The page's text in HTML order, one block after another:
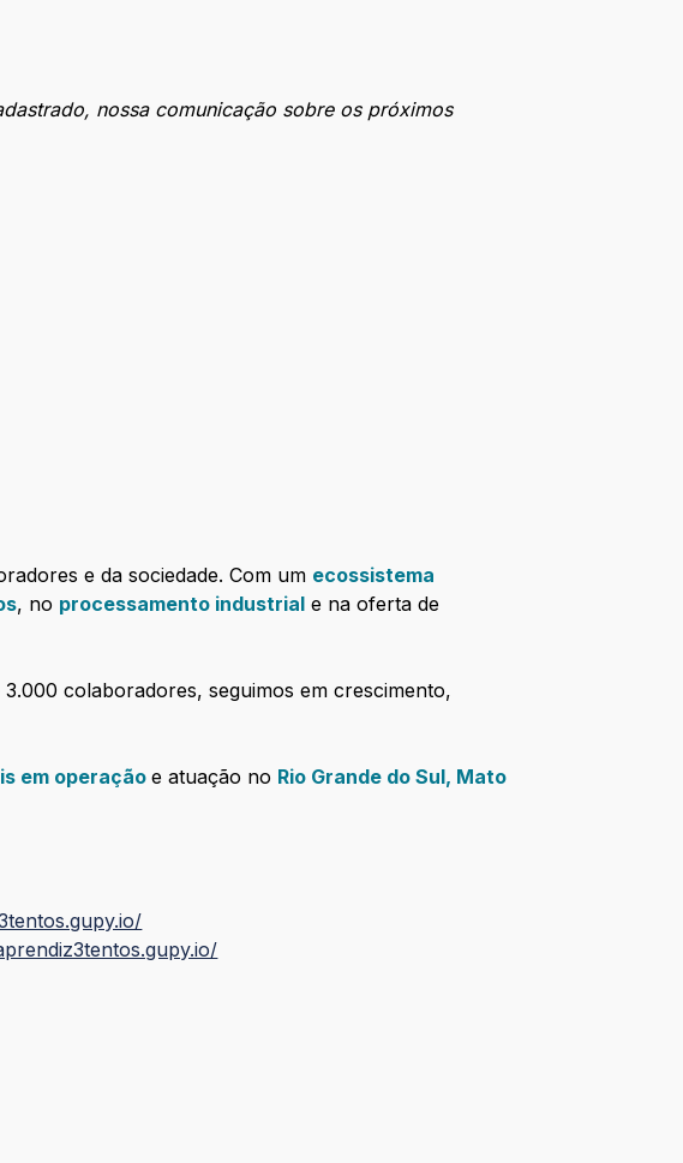
nossa comunicação sobre os próximos
e da sociedade. Com um ecossistema
, no processamento industrial e na oferta de
3.000 colaboradores, seguimos em crescimento,
em operação e atuação no Rio Grande do Sul, Mato